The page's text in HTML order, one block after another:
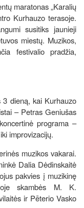
maratonas „Karalių
Kurhauzo terasoje.
susitiks jaunieji
miestų. Muzikos,
festivalio pradžia,
3 dieną, kai Kurhauzo
– Petras Geniušas
programa –
improvizacijų.
muzikos vakarai.
Dalia Dėdinskaitė
pakvies į muzikinę
skambės M. K.
ir Pēterio Vasko